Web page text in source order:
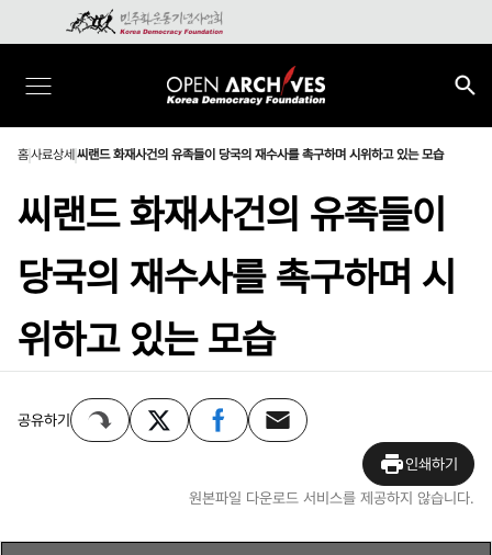
홈사료상세 씨랜드 화재사건의 유족들이 당국의 재수사를 촉구하며 시위하고 있는 모습
씨랜드 화재사건의 유족들이
당국의 재수사를 촉구하며 시
위하고 있는 모습
공유하기
인쇄하기
원본파일 다운로드 서비스를 제공하지 않습니다.